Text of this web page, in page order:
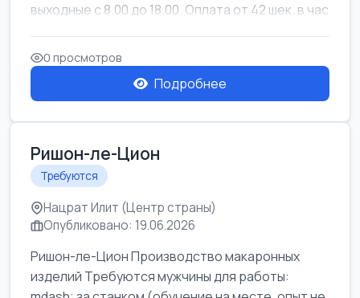
выходные с 8.00 до 18.00. Оплата от 42 шек. в час
0 просмотров
Подробнее
Ришон-ле-Цион
Требуются
Нацрат Илит (Центр страны)
Опубликовано: 19.06.2026
Ришон-ле-Цион Производство макаронных
изделий Требуются мужчины для работы: